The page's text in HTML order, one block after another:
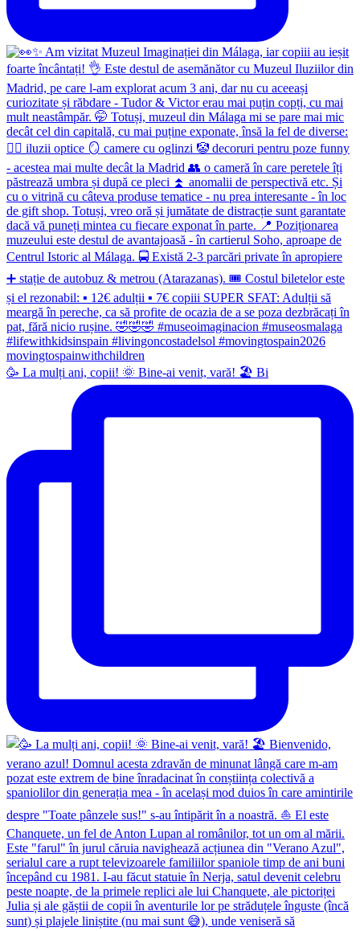
🥳 La mulți ani, copii! 🌞 Bine-ai venit, vară! 🏖 Bi